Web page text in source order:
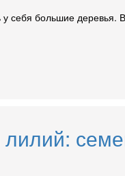
себя большие